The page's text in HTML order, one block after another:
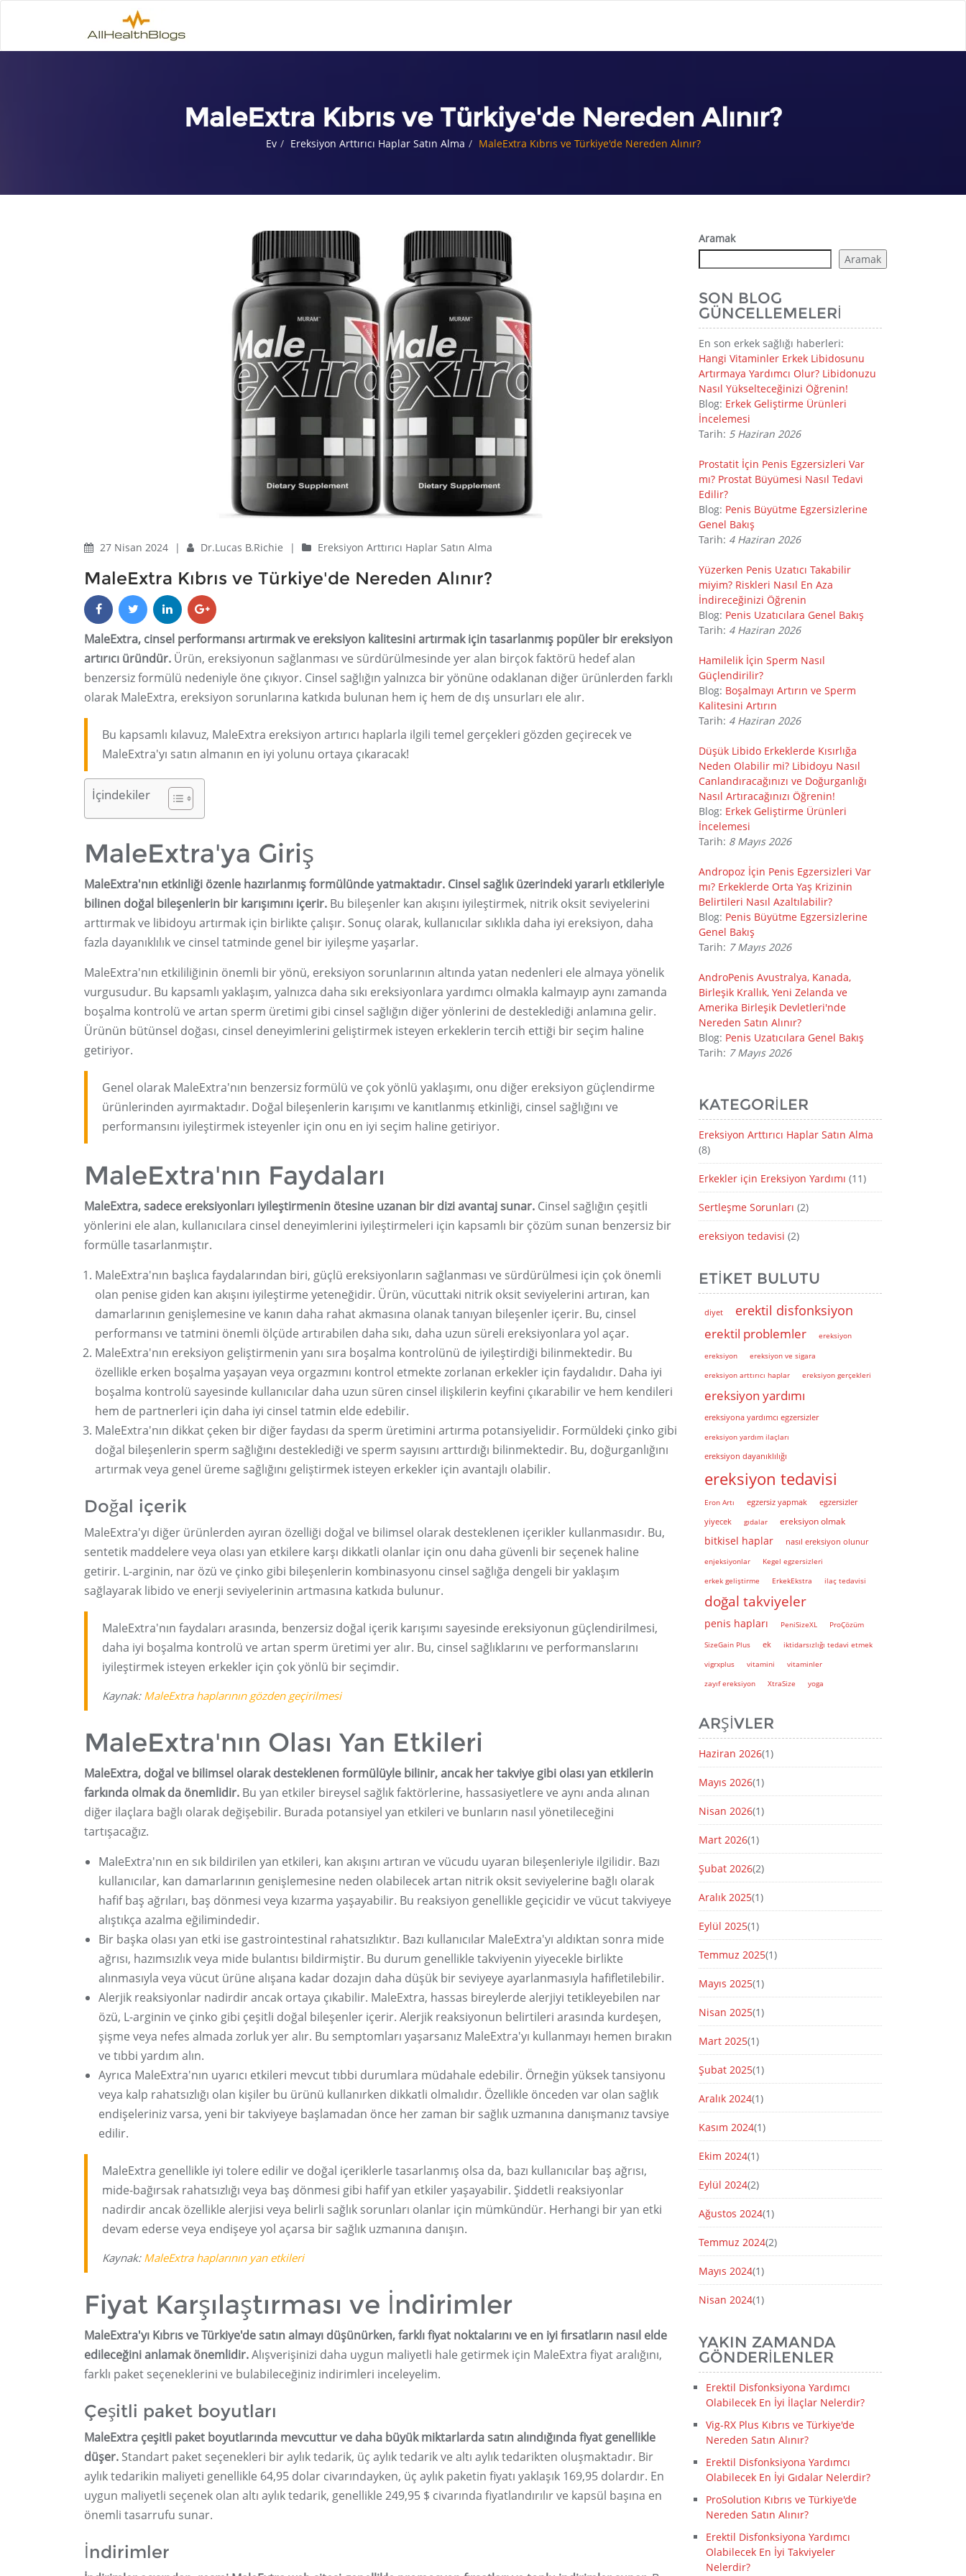
MaleExtra Kıbrıs ve Türkiye'de Nereden Alınır?
Ev Ereksiyon Arttırıcı Haplar Satın Alma MaleExtra Kıbrıs ve Türkiye'de Nereden Alınır?
27 Nisan 2024 | Dr.Lucas B.Richie | Ereksiyon Arttırıcı Haplar Satın Alma
MaleExtra Kıbrıs ve Türkiye'de Nereden Alınır?
MaleExtra, cinsel performansı artırmak ve ereksiyon kalitesini artırmak için tasarlanmış popüler bir ereksiyon
artırıcı üründür. Ürün, ereksiyonun sağlanması ve sürdürülmesinde yer alan birçok faktörü hedef alan
benzersiz formülü nedeniyle öne çıkıyor. Cinsel sağlığın yalnızca bir yönüne odaklanan diğer ürünlerden farklı
olarak MaleExtra, ereksiyon sorunlarına katkıda bulunan hem iç hem de dış unsurları ele alır.
Bu kapsamlı kılavuz, MaleExtra ereksiyon artırıcı haplarla ilgili temel gerçekleri gözden geçirecek ve
MaleExtra'yı satın almanın en iyi yolunu ortaya çıkaracak!
İçindekiler
MaleExtra'ya Giriş
MaleExtra'nın etkinliği özenle hazırlanmış formülünde yatmaktadır. Cinsel sağlık üzerindeki yararlı etkileriyle
bilinen doğal bileşenlerin bir karışımını içerir. Bu bileşenler kan akışını iyileştirmek, nitrik oksit seviyelerini
arttırmak ve libidoyu artırmak için birlikte çalışır. Sonuç olarak, kullanıcılar sıklıkla daha iyi ereksiyon, daha
fazla dayanıklılık ve cinsel tatminde genel bir iyileşme yaşarlar.
MaleExtra'nın etkililiğinin önemli bir yönü, ereksiyon sorunlarının altında yatan nedenleri ele almaya yönelik
vurgusudur. Bu kapsamlı yaklaşım, yalnızca daha sıkı ereksiyonlara yardımcı olmakla kalmayıp aynı zamanda
boşalma kontrolü ve artan sperm üretimi gibi cinsel sağlığın diğer yönlerini de desteklediği anlamına gelir.
Ürünün bütünsel doğası, cinsel deneyimlerini geliştirmek isteyen erkeklerin tercih ettiği bir seçim haline
getiriyor.
Genel olarak MaleExtra'nın benzersiz formülü ve çok yönlü yaklaşımı, onu diğer ereksiyon güçlendirme
ürünlerinden ayırmaktadır. Doğal bileşenlerin karışımı ve kanıtlanmış etkinliği, cinsel sağlığını ve
performansını iyileştirmek isteyenler için onu en iyi seçim haline getiriyor.
MaleExtra'nın Faydaları
MaleExtra, sadece ereksiyonları iyileştirmenin ötesine uzanan bir dizi avantaj sunar. Cinsel sağlığın çeşitli
yönlerini ele alan, kullanıcılara cinsel deneyimlerini iyileştirmeleri için kapsamlı bir çözüm sunan benzersiz bir
formülle tasarlanmıştır.
MaleExtra'nın başlıca faydalarından biri, güçlü ereksiyonların sağlanması ve sürdürülmesi için çok önemli
olan penise giden kan akışını iyileştirme yeteneğidir. Ürün, vücuttaki nitrik oksit seviyelerini artıran, kan
damarlarının genişlemesine ve kanın daha rahat akmasına olanak tanıyan bileşenler içerir. Bu, cinsel
performansı ve tatmini önemli ölçüde artırabilen daha sıkı, daha uzun süreli ereksiyonlara yol açar.
MaleExtra'nın ereksiyon geliştirmenin yanı sıra boşalma kontrolünü de iyileştirdiği bilinmektedir. Bu
özellikle erken boşalma yaşayan veya orgazmını kontrol etmekte zorlanan erkekler için faydalıdır. Daha iyi
boşalma kontrolü sayesinde kullanıcılar daha uzun süren cinsel ilişkilerin keyfini çıkarabilir ve hem kendileri
hem de partnerleri için daha iyi cinsel tatmin elde edebilir.
MaleExtra'nın dikkat çeken bir diğer faydası da sperm üretimini artırma potansiyelidir. Formüldeki çinko gibi
doğal bileşenlerin sperm sağlığını desteklediği ve sperm sayısını arttırdığı bilinmektedir. Bu, doğurganlığını
artırmak veya genel üreme sağlığını geliştirmek isteyen erkekler için avantajlı olabilir.
Doğal içerik
MaleExtra'yı diğer ürünlerden ayıran özelliği doğal ve bilimsel olarak desteklenen içerikler kullanmasıdır. Bu,
sentetik maddelere veya olası yan etkilere karşı dikkatli olanlar için onu daha güvenli bir seçenek haline
getirir. L-arginin, nar özü ve çinko gibi bileşenlerin kombinasyonu cinsel sağlığa dengeli bir yaklaşım
sağlayarak libido ve enerji seviyelerinin artmasına katkıda bulunur.
MaleExtra'nın faydaları arasında, benzersiz doğal içerik karışımı sayesinde ereksiyonun güçlendirilmesi,
daha iyi boşalma kontrolü ve artan sperm üretimi yer alır. Bu, cinsel sağlıklarını ve performanslarını
iyileştirmek isteyen erkekler için çok yönlü bir seçimdir.
Kaynak: MaleExtra haplarının gözden geçirilmesi
MaleExtra'nın Olası Yan Etkileri
MaleExtra, doğal ve bilimsel olarak desteklenen formülüyle bilinir, ancak her takviye gibi olası yan etkilerin
farkında olmak da önemlidir. Bu yan etkiler bireysel sağlık faktörlerine, hassasiyetlere ve aynı anda alınan
diğer ilaçlara bağlı olarak değişebilir. Burada potansiyel yan etkileri ve bunların nasıl yönetileceğini
tartışacağız.
MaleExtra'nın en sık bildirilen yan etkileri, kan akışını artıran ve vücudu uyaran bileşenleriyle ilgilidir. Bazı
kullanıcılar, kan damarlarının genişlemesine neden olabilecek artan nitrik oksit seviyelerine bağlı olarak
hafif baş ağrıları, baş dönmesi veya kızarma yaşayabilir. Bu reaksiyon genellikle geçicidir ve vücut takviyeye
alıştıkça azalma eğilimindedir.
Bir başka olası yan etki ise gastrointestinal rahatsızlıktır. Bazı kullanıcılar MaleExtra'yı aldıktan sonra mide
ağrısı, hazımsızlık veya mide bulantısı bildirmiştir. Bu durum genellikle takviyenin yiyecekle birlikte
alınmasıyla veya vücut ürüne alışana kadar dozajın daha düşük bir seviyeye ayarlanmasıyla hafifletilebilir.
Alerjik reaksiyonlar nadirdir ancak ortaya çıkabilir. MaleExtra, hassas bireylerde alerjiyi tetikleyebilen nar
özü, L-arginin ve çinko gibi çeşitli doğal bileşenler içerir. Alerjik reaksiyonun belirtileri arasında kurdeşen,
şişme veya nefes almada zorluk yer alır. Bu semptomları yaşarsanız MaleExtra'yı kullanmayı hemen bırakın
ve tıbbi yardım alın.
Ayrıca MaleExtra'nın uyarıcı etkileri mevcut tıbbi durumlara müdahale edebilir. Örneğin yüksek tansiyonu
veya kalp rahatsızlığı olan kişiler bu ürünü kullanırken dikkatli olmalıdır. Özellikle önceden var olan sağlık
endişeleriniz varsa, yeni bir takviyeye başlamadan önce her zaman bir sağlık uzmanına danışmanız tavsiye
edilir.
MaleExtra genellikle iyi tolere edilir ve doğal içeriklerle tasarlanmış olsa da, bazı kullanıcılar baş ağrısı,
mide-bağırsak rahatsızlığı veya baş dönmesi gibi hafif yan etkiler yaşayabilir. Şiddetli reaksiyonlar
nadirdir ancak özellikle alerjisi veya belirli sağlık sorunları olanlar için mümkündür. Herhangi bir yan etki
devam ederse veya endişeye yol açarsa bir sağlık uzmanına danışın.
Kaynak: MaleExtra haplarının yan etkileri
Fiyat Karşılaştırması ve İndirimler
MaleExtra'yı Kıbrıs ve Türkiye'de satın almayı düşünürken, farklı fiyat noktalarını ve en iyi fırsatların nasıl elde
edileceğini anlamak önemlidir.Alışverişinizi daha uygun maliyetli hale getirmek için MaleExtra fiyat aralığını,
farklı paket seçeneklerini ve bulabileceğiniz indirimleri inceleyelim.
Çeşitli paket boyutları
MaleExtra çeşitli paket boyutlarında mevcuttur ve daha büyük miktarlarda satın alındığında fiyat genellikle
düşer. Standart paket seçenekleri bir aylık tedarik, üç aylık tedarik ve altı aylık tedarikten oluşmaktadır. Bir
aylık tedarikin maliyeti genellikle 64,95 dolar civarındayken, üç aylık paketin fiyatı yaklaşık 169,95 dolardır. En
uygun maliyetli seçenek olan altı aylık tedarik, genellikle 249,95 $ civarında fiyatlandırılır ve kapsül başına en
önemli tasarrufu sunar.
İndirimler
Aramak
Aramak
SON BLOG
GÜNCELLEMELERI
En son erkek sağlığı haberleri:
Hangi Vitaminler Erkek Libidosunu
Artırmaya Yardımcı Olur? Libidonuzu
Nasıl Yükselteceğinizi Öğrenin!
Blog: Erkek Geliştirme Ürünleri
İncelemesi
Tarih: 5 Haziran 2026
Prostatit İçin Penis Egzersizleri Var
mı? Prostat Büyümesi Nasıl Tedavi
Edilir?
Blog: Penis Büyütme Egzersizlerine
Genel Bakış
Tarih: 4 Haziran 2026
Yüzerken Penis Uzatıcı Takabilir
miyim? Riskleri Nasıl En Aza
İndireceğinizi Öğrenin
Blog: Penis Uzatıcılara Genel Bakış
Tarih: 4 Haziran 2026
Hamilelik İçin Sperm Nasıl
Güçlendirilir?
Blog: Boşalmayı Artırın ve Sperm
Kalitesini Artırın
Tarih: 4 Haziran 2026
Düşük Libido Erkeklerde Kısırlığa
Neden Olabilir mi? Libidoyu Nasıl
Canlandıracağınızı ve Doğurganlığı
Nasıl Artıracağınızı Öğrenin!
Blog: Erkek Geliştirme Ürünleri
İncelemesi
Tarih: 8 Mayıs 2026
Andropoz İçin Penis Egzersizleri Var
mı? Erkeklerde Orta Yaş Krizinin
Belirtileri Nasıl Azaltılabilir?
Blog: Penis Büyütme Egzersizlerine
Genel Bakış
Tarih: 7 Mayıs 2026
AndroPenis Avustralya, Kanada,
Birleşik Krallık, Yeni Zelanda ve
Amerika Birleşik Devletleri'nde
Nereden Satın Alınır?
Blog: Penis Uzatıcılara Genel Bakış
Tarih: 7 Mayıs 2026
KATEGORILER
Ereksiyon Arttırıcı Haplar Satın Alma
(8)
Erkekler için Ereksiyon Yardımı (11)
Sertleşme Sorunları (2)
ereksiyon tedavisi (2)
ETIKET BULUTU
diyet erektil disfonksiyon
erektil problemler
ereksiyon
ereksiyon
ereksiyon ve sigara
ereksiyon arttırıcı haplar
ereksiyon gerçekleri
ereksiyon yardımı
ereksiyona yardımcı egzersizler
ereksiyon yardım ilaçları
ereksiyon dayanıklılığı
ereksiyon tedavisi
Eron Artı egzersiz yapmak
egzersizler
yiyecek
gıdalar ereksiyon olmak
bitkisel haplar nasıl ereksiyon olunur
enjeksiyonlar
Kegel egzersizleri
erkek geliştirme
ErkekEkstra ilaç tedavisi
doğal takviyeler
penis hapları PeniSizeXL
ProÇözüm
SizeGain Plus
ek
iktidarsızlığı tedavi etmek
vigrxplus
vitamini
vitaminler
zayıf ereksiyon
XtraSize yoga
ARŞIVLER
Haziran 2026(1)
Mayıs 2026(1)
Nisan 2026(1)
Mart 2026(1)
Şubat 2026(2)
Aralık 2025(1)
Eylül 2025(1)
Temmuz 2025(1)
Mayıs 2025(1)
Nisan 2025(1)
Mart 2025(1)
Şubat 2025(1)
Aralık 2024(1)
Kasım 2024(1)
Ekim 2024(1)
Eylül 2024(2)
Ağustos 2024(1)
Temmuz 2024(2)
Mayıs 2024(1)
Nisan 2024(1)
YAKIN ZAMANDA
GÖNDERILENLER
Erektil Disfonksiyona Yardımcı
Olabilecek En İyi İlaçlar Nelerdir?
Vig-RX Plus Kıbrıs ve Türkiye'de
Nereden Satın Alınır?
Erektil Disfonksiyona Yardımcı
Olabilecek En İyi Gıdalar Nelerdir?
ProSolution Kıbrıs ve Türkiye'de
Nereden Satın Alınır?
Erektil Disfonksiyona Yardımcı
Olabilecek En İyi Takviyeler
Nelerdir?